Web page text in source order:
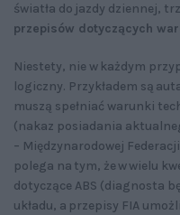
światła do jazdy dziennej,
przepisów dotyczących
Niestety, nie w każdym
logiczny. Przykładem są
muszą spełniać warunki
(nakaz posiadania
– Międzynarodowej
polega na tym, że w wielu
dotyczące ABS (diagnosta
układu, a przepisy FIA